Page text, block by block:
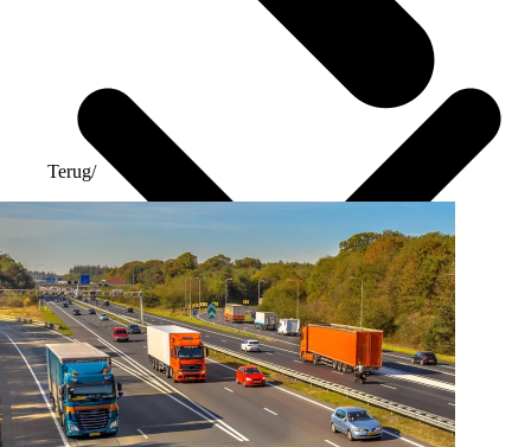
Auto Diensten
Terug/